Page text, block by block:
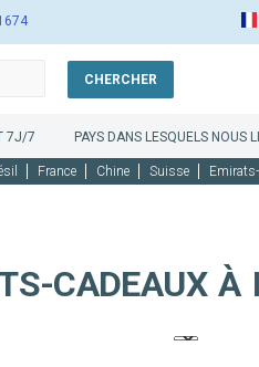
CHERCHER
7J/7 PAYS DANS LESQUELS NOUS
France Chine Suisse
CADEAUX À